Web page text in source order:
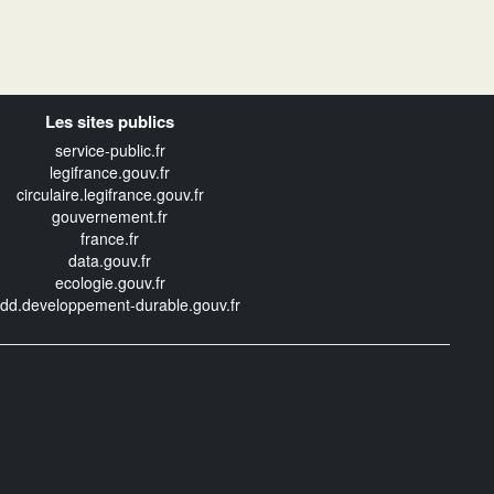
Les sites publics
service-public.fr
legifrance.gouv.fr
circulaire.legifrance.gouv.fr
gouvernement.fr
france.fr
data.gouv.fr
ecologie.gouv.fr
durable.gouv.fr